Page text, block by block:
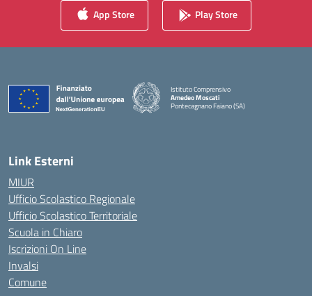
App Store Play Store
Istituto Comprensivo
Amedeo Moscati
Pontecagnano Faiano (SA)
— Visita la pagina iniziale della scuola
Link Esterni
MIUR
Ufficio Scolastico Regionale
Ufficio Scolastico Territoriale
Scuola in Chiaro
Iscrizioni On Line
Invalsi
Comune